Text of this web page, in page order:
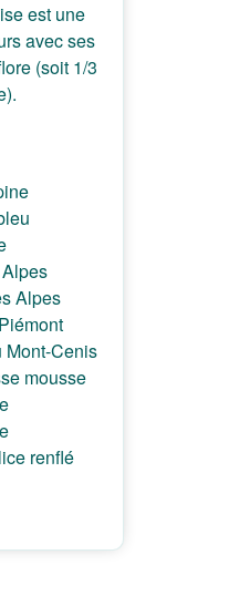
est une
avec ses
(soit 1/3
Alpes
Mont-Cenis
mousse
renflé